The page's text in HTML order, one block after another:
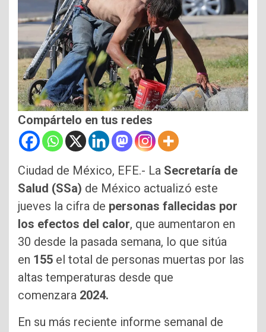
Compártelo en tus redes
Ciudad de México, EFE.- La Secretaría de
Salud (SSa) de México actualizó este
jueves la cifra de personas fallecidas por
los efectos del calor, que aumentaron en
30 desde la pasada semana, lo que sitúa
en 155 el total de personas muertas por las
altas temperaturas desde que
comenzara 2024.
En su más reciente informe semanal de